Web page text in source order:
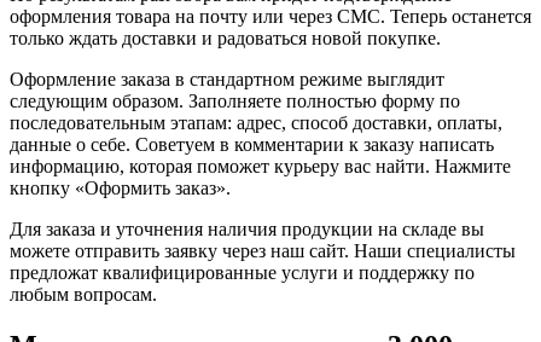
оформления товара на почту или через СМС. Теперь останется
только ждать доставки и радоваться новой покупке.
Оформление заказа в стандартном режиме выглядит
следующим образом. Заполняете полностью форму по
последовательным этапам: адрес, способ доставки, оплаты,
данные о себе. Советуем в комментарии к заказу написать
информацию, которая поможет курьеру вас найти. Нажмите
кнопку «Оформить заказ».
Для заказа и уточнения наличия продукции на складе вы
можете отправить заявку через наш сайт. Наши специалисты
предложат квалифицированные услуги и поддержку по
любым вопросам.